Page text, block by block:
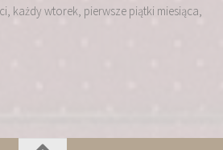
każdy wtorek, pierwsze piątki miesiąca,